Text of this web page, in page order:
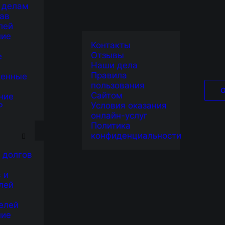
и
Контакты
Отзывы
Наши дела
Правила
пользования
Сайтом
Условия оказания
онлайн-услуг
Политика
конфиденциальности